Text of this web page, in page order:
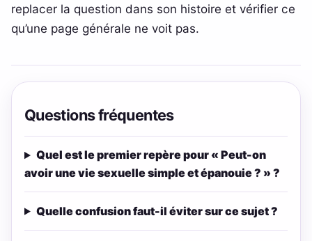
replacer la question dans son histoire et vérifier ce
qu’une page générale ne voit pas.
Questions fréquentes
Quel est le premier repère pour « Peut-on
avoir une vie sexuelle simple et épanouie ? » ?
Quelle confusion faut-il éviter sur ce sujet ?